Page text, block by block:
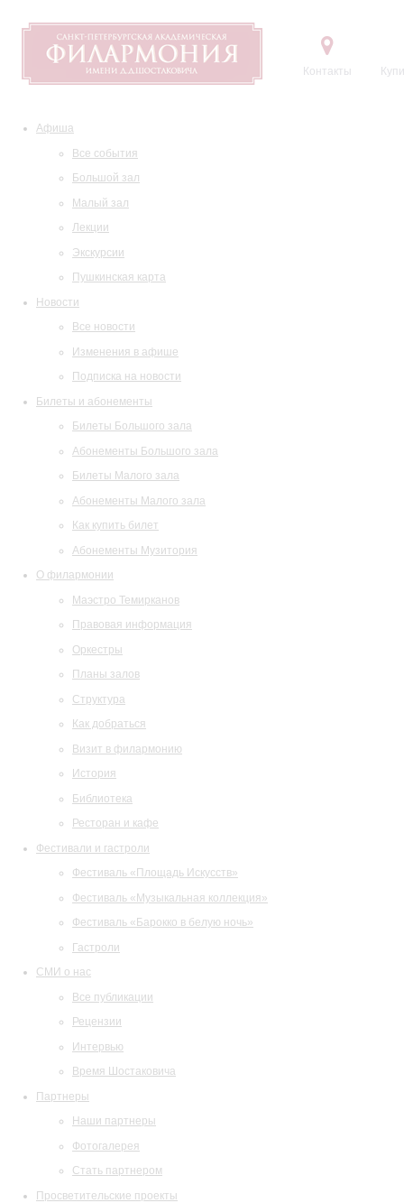
Контакты
Афиша
Все события
Большой зал
Малый зал
Лекции
Экскурсии
Пушкинская карта
Новости
Все новости
Изменения в афише
Подписка на новости
Билеты и абонементы
Билеты Большого зала
Абонементы Большого зала
Билеты Малого зала
Абонементы Малого зала
Как купить билет
Абонементы Музитория
О филармонии
Маэстро Темирканов
Правовая информация
Оркестры
Планы залов
Структура
Как добраться
Визит в филармонию
История
Библиотека
Ресторан и кафе
Фестивали и гастроли
Фестиваль «Площадь Искусств»
Фестиваль «Музыкальная коллекция»
Фестиваль «Барокко в белую ночь»
Гастроли
СМИ о нас
Все публикации
Рецензии
Интервью
Время Шостаковича
Партнеры
Наши партнеры
Фотогалерея
Стать партнером
Просветительские проекты